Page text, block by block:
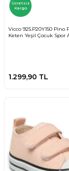
Ücretsiz
Kargo
Vicco 925.P20Y150 Pino
Keten Yeşil Çocuk Spor
1.299,90 TL